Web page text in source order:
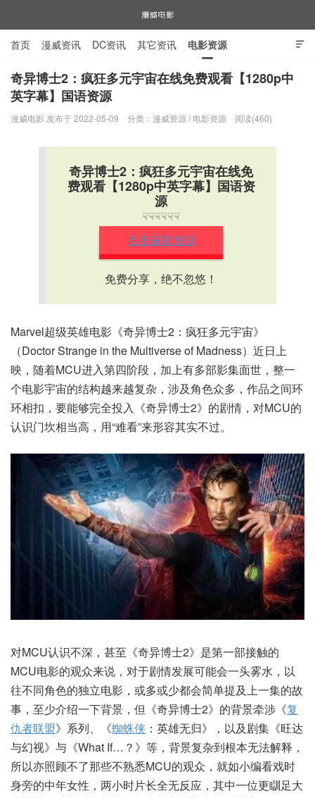
漫威电影

首页 漫威资讯 DC资讯 其它资讯 电影资源
电视剧资源 漫威图片
奇异博士2：疯狂多元宇宙在线免费观看【1280p中
英字幕】国语资源
漫威电影 发布于 2022-05-09 分类： 漫威资源 / 电影资源 阅读(460)
奇异博士2：疯狂多元宇宙在线免
费观看【1280p中英字幕】国语资
源
☟☟☟☟☟☟
点击获取资源
免费分享，绝不忽悠！
Marvel超级英雄电影《奇异博士2：疯狂多元宇宙》
（Doctor Strange in the Multiverse of Madness）近日上
映，随着MCU进入第四阶段，加上有多部影集面世，整一
个电影宇宙的结构越来越复杂，涉及角色众多，作品之间环
环相扣，要能够完全投入《奇异博士2》的剧情，对MCU的
认识门坎相当高，用“难看”来形容其实不过。
对MCU认识不深，甚至《奇异博士2》是第一部接触的
MCU电影的观众来说，对于剧情发展可能会一头雾水，以
往不同角色的独立电影，或多或少都会简单提及上一集的故
事，至少介绍一下背景，但《奇异博士2》的背景牵涉《复
仇者联盟》系列、《蜘蛛侠 ：英雄无归》，以及剧集《旺达
与幻视》与《What If…？》等，背景复杂到根本无法解释，
所以亦照顾不了那些不熟悉MCU的观众，就如小编看戏时
身旁的中年女性，两小时片长全无反应，其中一位更瞓足大